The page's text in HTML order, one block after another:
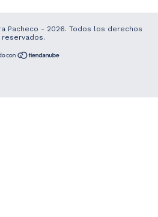
Pacheco - 2026. Todos los derechos
reservados.